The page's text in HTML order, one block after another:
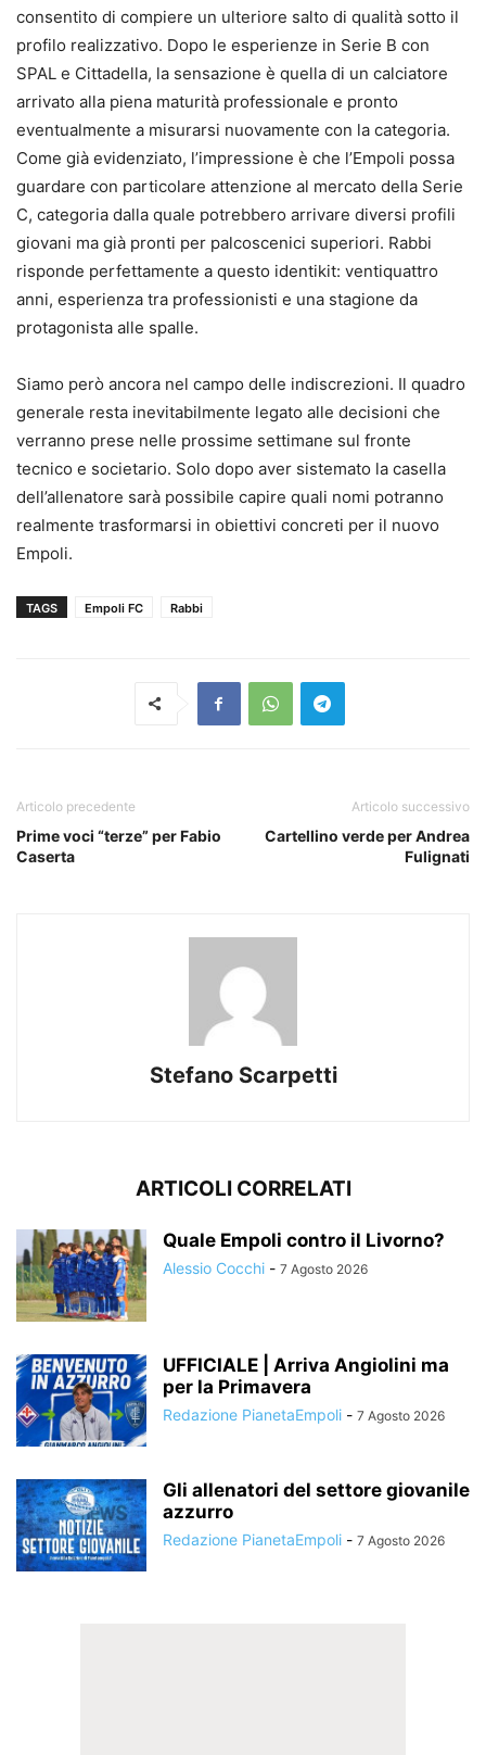
consentito di compiere un ulteriore salto di qualità sotto il
profilo realizzativo. Dopo le esperienze in Serie B con
SPAL e Cittadella, la sensazione è quella di un calciatore
arrivato alla piena maturità professionale e pronto
eventualmente a misurarsi nuovamente con la categoria.
Come già evidenziato, l’impressione è che l’Empoli possa
guardare con particolare attenzione al mercato della Serie
C, categoria dalla quale potrebbero arrivare diversi profili
giovani ma già pronti per palcoscenici superiori. Rabbi
risponde perfettamente a questo identikit: ventiquattro
anni, esperienza tra professionisti e una stagione da
protagonista alle spalle.
Siamo però ancora nel campo delle indiscrezioni. Il quadro
generale resta inevitabilmente legato alle decisioni che
verranno prese nelle prossime settimane sul fronte
tecnico e societario. Solo dopo aver sistemato la casella
dell’allenatore sarà possibile capire quali nomi potranno
realmente trasformarsi in obiettivi concreti per il nuovo
Empoli.
TAGS Empoli FC Rabbi
Articolo precedente
Prime voci “terze” per Fabio
Caserta
Articolo successivo
Cartellino verde per Andrea
Fulignati
Stefano Scarpetti
ARTICOLI CORRELATI
Quale Empoli contro il Livorno?
Alessio Cocchi - 7 Agosto 2026
UFFICIALE | Arriva Angiolini ma
per la Primavera
Redazione PianetaEmpoli - 7 Agosto 2026
Gli allenatori del settore giovanile
azzurro
Redazione PianetaEmpoli - 7 Agosto 2026